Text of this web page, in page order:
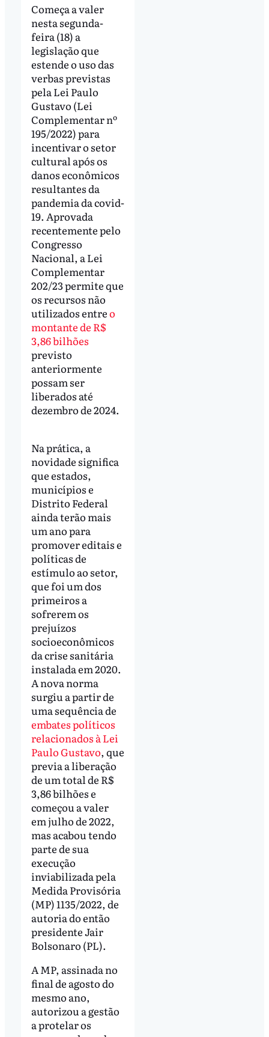
Começa a valer
nesta segunda-
feira (18) a
legislação que
estende o uso das
verbas previstas
pela Lei Paulo
Gustavo (Lei
Complementar nº
195/2022) para
incentivar o setor
cultural após os
danos econômicos
resultantes da
pandemia da covid-
19. Aprovada
recentemente pelo
Congresso
Nacional, a Lei
Complementar
202/23 permite que
os recursos não
utilizados entreo
montante de R$
3,86 bilhões
previsto
anteriormente
possam ser
liberados até
dezembro de 2024.
Na prática, a
novidade significa
que estados,
municípios e
Distrito Federal
ainda terão mais
um ano para
promover editais e
políticas de
estímulo ao setor,
que foi um dos
primeiros a
sofrerem os
prejuízos
socioeconômicos
da crise sanitária
instalada em 2020.
A nova norma
surgiu a partir de
uma sequência de
embates políticos
relacionados à Lei
Paulo Gustavo, que
previa a liberação
de um total de R$
3,86 bilhões e
começou a valer
em julho de 2022,
mas acabou tendo
parte de sua
execução
inviabilizada pela
Medida Provisória
(MP) 1135/2022, de
autoria do então
presidente Jair
Bolsonaro (PL).
A MP, assinada no
final de agosto do
mesmo ano,
autorizou a gestão
a protelar os